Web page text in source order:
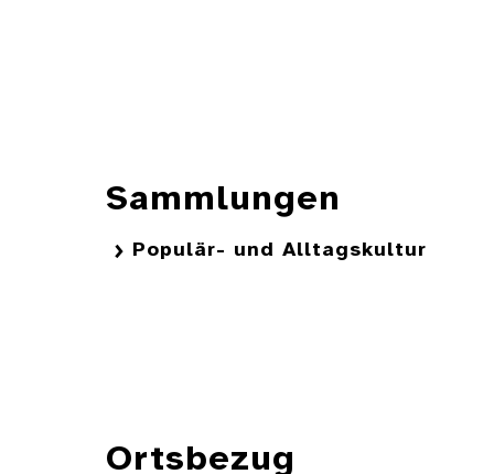
Sammlungen
Populär- und Alltagskultur
Ortsbezug